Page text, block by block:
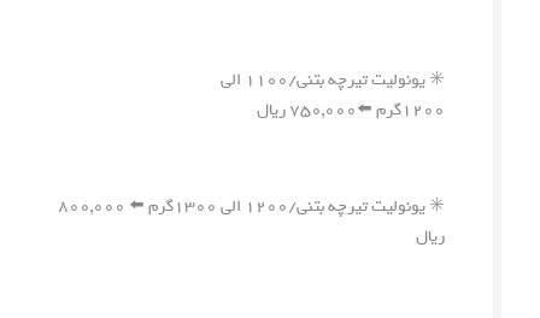
✳️ یونولیت تیرچه بتنی/۱۱۰۰ الی
۱۲۰۰گرم ⬅️۷۵۰,۰۰۰ ریال
✳️ یونولیت تیرچه بتنی/۱۲۰۰ الی ۱۳۰۰گرم ⬅️ ۸۰۰,۰۰۰
ریال